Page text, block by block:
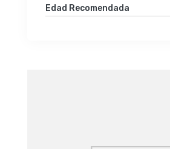
Edad Recomendada